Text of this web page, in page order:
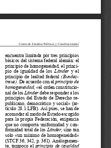
Centro de Estudios Políticos y Constitucionales
encuentra limitada por tres principios
básicos del sistema federal alemán: el
principio de homogeneidad, el princi-
pio  de  igualdad  de  los Länder
  y  el
principio  de  lealtad  federal (Bundes-
treue). De acuerdo con el principio de
homogeneidad, «el orden constitucio-
nal de los Länder debe responder a los
principios  del  Estado  de  Derecho  re-
publicano, democrático y social» (ar-
tículo 28.1 LFB). Así pues, se han de
acomodar al modo de Estado escogido
para  la  propia  Federación,  exigencia
que  no  comporta  uniformidad  y  con-
formidad total de los Länder, sino tan
solo  «un  mínimo  de  homogeneidad»
(STCF 36, 342, p. 361). Análogamen-
te,  tampoco  el principio  de  igualdad